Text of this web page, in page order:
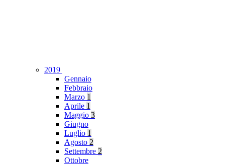
2019
Gennaio
Febbraio
Marzo 1
Aprile 1
Maggio 3
Giugno
Luglio 1
Agosto 2
Settembre 2
Ottobre